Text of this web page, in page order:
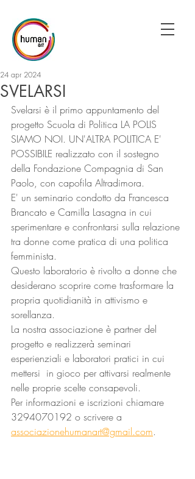
SVELARSI
24 apr 2024
Svelarsi è il primo appuntamento del
progetto Scuola di Politica LA POLIS
SIAMO NOI. UN'ALTRA POLITICA E'
POSSIBILE realizzato con il sostegno
della Fondazione Compagnia di San
Paolo, con capofila Altradimora.
E' un seminario condotto da Francesca
Brancato e Camilla Lasagna in cui
sperimentare e confrontarsi sulla relazione
tra donne come pratica di una politica
femminista.
Questo laboratorio è rivolto a donne che
desiderano scoprire come trasformare la
propria quotidianità in attivismo e
sorellanza.
La nostra associazione è partner del
progetto e realizzerà seminari
esperienziali e laboratori pratici in cui
mettersi  in gioco per attivarsi realmente
nelle proprie scelte consapevoli.
Per informazioni e iscrizioni chiamare
3294070192 o scrivere a
associazionehumanart@gmail.com.